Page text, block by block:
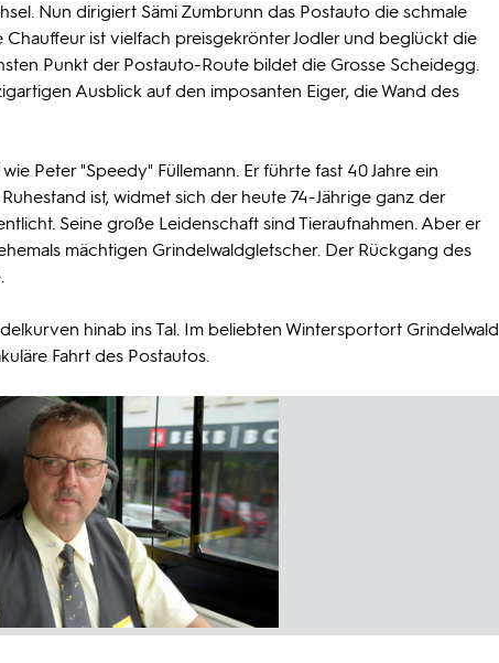
Nun dirigiert Sämi Zumbrunn das Postauto die schmale
ist vielfach preisgekrönter Jodler und beglückt die
Punkt der Postauto-Route bildet die Grosse Scheidegg.
Ausblick auf den imposanten Eiger, die Wand des
Peter "Speedy" Füllemann. Er führte fast 40 Jahre ein
ist, widmet sich der heute 74-Jährige ganz der
Seine große Leidenschaft sind Tieraufnahmen. Aber er
mächtigen Grindelwaldgletscher. Der Rückgang des
hinab ins Tal. Im beliebten Wintersportort Grindelwald
Fahrt des Postautos.